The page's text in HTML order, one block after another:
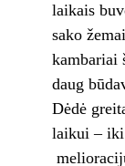
laikais
sako
kambariai
daug
Dėdė
laikui – iki